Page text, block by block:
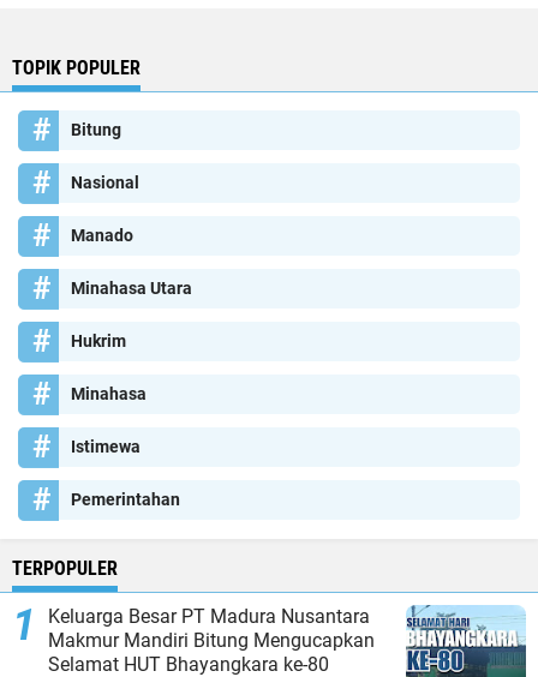
TOPIK POPULER
Bitung
Nasional
Manado
Minahasa Utara
Hukrim
Minahasa
Istimewa
Pemerintahan
TERPOPULER
Keluarga Besar PT Madura Nusantara
Makmur Mandiri Bitung Mengucapkan
Selamat HUT Bhayangkara ke-80